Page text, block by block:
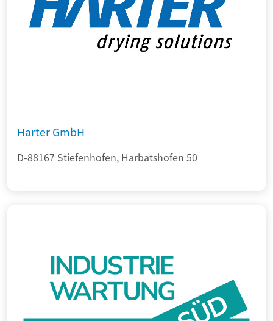
Harter GmbH
D-88167 Stiefenhofen, Harbatshofen 50